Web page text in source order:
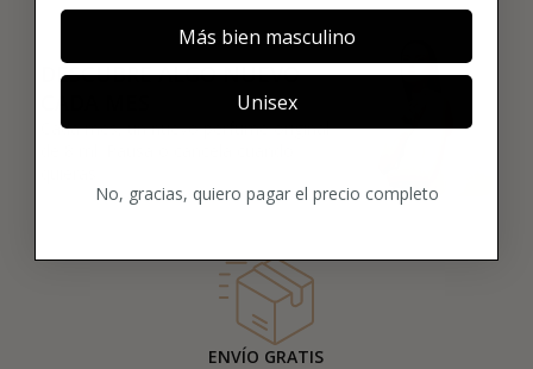
03
DESCUBRE ALGO NUEVO
Cada mes, un nuevo perfume original
ENVÍO GRATIS
Más bien masculino
Unisex
No, gracias, quiero pagar el precio completo